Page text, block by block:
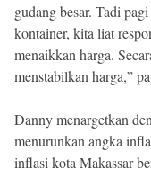
gudang besar. Tadi
kontainer, kita liat
menaikkan harga.
menstabilkan harga,”
Danny menargetkan
menurunkan angka
inflasi kota Makassar